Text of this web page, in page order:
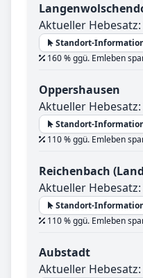
Aktueller Hebesatz:
Standort-
160 % ggü. Emleben
Oppershausen
Aktueller Hebesatz:
Standort-
110 % ggü. Emleben
Reichenbach
Aktueller Hebesatz:
Standort-
110 % ggü. Emleben
Aubstadt
Aktueller Hebesatz: